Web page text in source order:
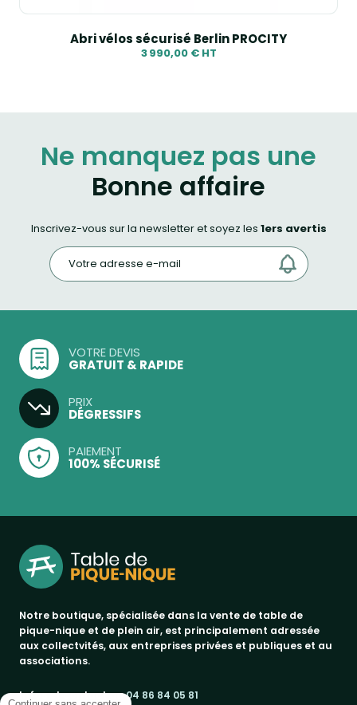
Abri vélos sécurisé Berlin PROCITY
3 990,00 € HT
Ne manquez pas une
Bonne affaire
Inscrivez-vous sur la newsletter et soyez les 1ers avertis
VOTRE DEVIS
GRATUIT & RAPIDE
PRIX
DÉGRESSIFS
PAIEMENT
100% SÉCURISÉ
Notre boutique, spécialisée dans la vente de table de
pique-nique et de plein air, est principalement adressée
aux collectvités, aux entreprises privées et publiques et au
associations.
Infos et contact au04 86 84 05 81